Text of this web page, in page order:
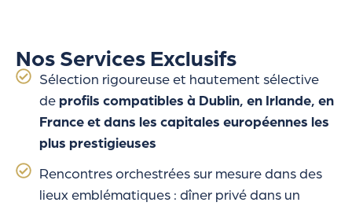
Nos Services Exclusifs
Sélection rigoureuse et hautement sélective
de profils compatibles à Dublin, en Irlande, en
France et dans les capitales européennes les
plus prestigieuses
Rencontres orchestrées sur mesure dans des
lieux emblématiques : dîner privé dans un